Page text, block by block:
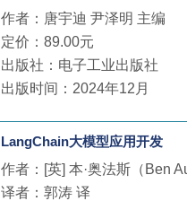
作者：唐宇迪 尹泽明 主编
定价：89.00元
出版社：电子工业出版社
出版时间：2024年12月
LangChain大模型应用开发
作者：[英] 本·奥法斯（Ben
译者：郭涛 译